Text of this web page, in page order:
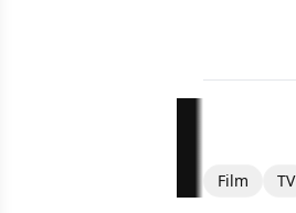
Film TV